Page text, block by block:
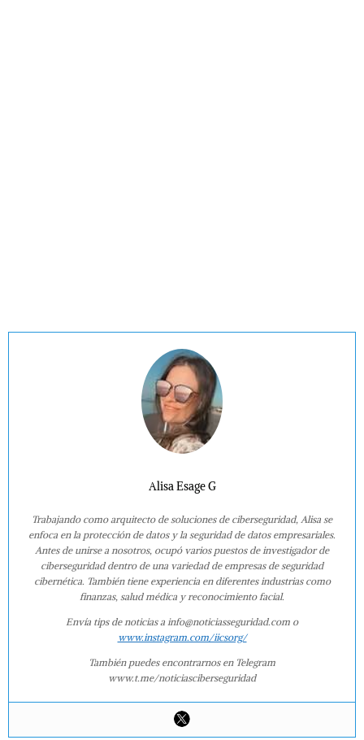
Alisa Esage G
Trabajando como arquitecto de soluciones de ciberseguridad, Alisa se
enfoca en la protección de datos y la seguridad de datos empresariales.
Antes de unirse a nosotros, ocupó varios puestos de investigador de
ciberseguridad dentro de una variedad de empresas de seguridad
cibernética. También tiene experiencia en diferentes industrias como
finanzas, salud médica y reconocimiento facial.
Envía tips de noticias a info@noticiasseguridad.com o
www.instagram.com/iicsorg/
También puedes encontrarnos en Telegram
www.t.me/noticiasciberseguridad